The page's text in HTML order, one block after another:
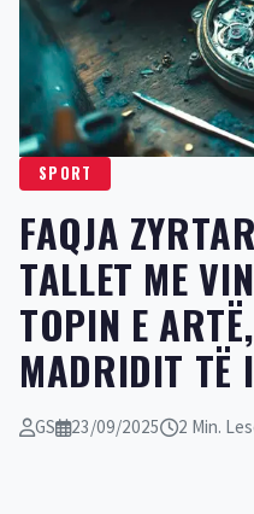
SPORT
FAQJA
TALLET ME
TOPIN E
MADRIDIT TË
GS 23/09/2025 2 Min.